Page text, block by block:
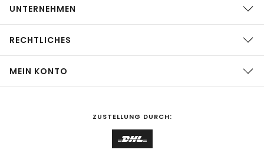
UNTERNEHMEN
RECHTLICHES
MEIN KONTO
ZUSTELLUNG DURCH: